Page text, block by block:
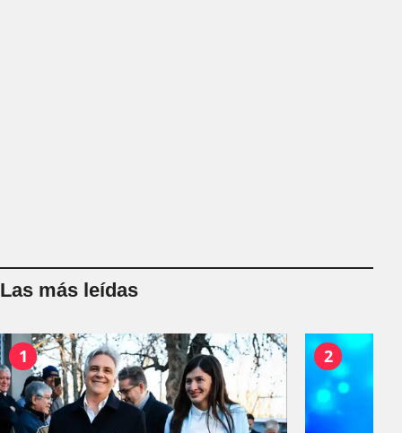
Las más leídas
1 2